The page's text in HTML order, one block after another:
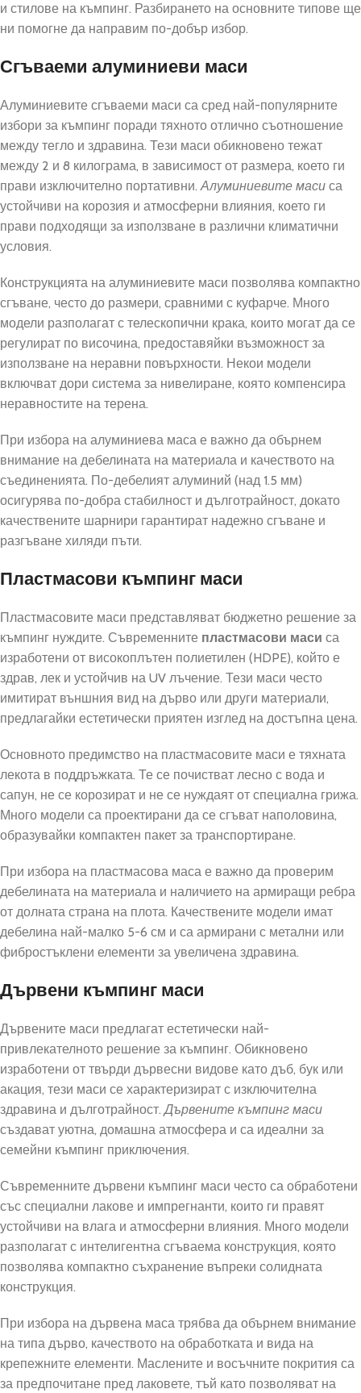
и стилове на къмпинг. Разбирането на основните типове ще
ни помогне да направим по-добър избор.
Сгъваеми алуминиеви маси
Алуминиевите сгъваеми маси са сред най-популярните
избори за къмпинг поради тяхното отлично съотношение
между тегло и здравина. Тези маси обикновено тежат
между 2 и 8 килограма, в зависимост от размера, което ги
прави изключително портативни.Алуминиевите маси са
устойчиви на корозия и атмосферни влияния, което ги
прави подходящи за използване в различни климатични
условия.
Конструкцията на алуминиевите маси позволява компактно
сгъване, често до размери, сравними с куфарче. Много
модели разполагат с телескопични крака, които могат да се
регулират по височина, предоставяйки възможност за
използване на неравни повърхности. Некои модели
включват дори система за нивелиране, която компенсира
неравностите на терена.
При избора на алуминиева маса е важно да обърнем
внимание на дебелината на материала и качеството на
съединенията. По-дебелият алуминий (над 1.5 мм)
осигурява по-добра стабилност и дълготрайност, докато
качествените шарнири гарантират надежно сгъване и
разгъване хиляди пъти.
Пластмасови къмпинг маси
Пластмасовите маси представляват бюджетно решение за
къмпинг нуждите. Съвременните пластмасови маси са
изработени от високоплътен полиетилен (HDPE), който е
здрав, лек и устойчив на UV лъчение. Тези маси често
имитират външния вид на дърво или други материали,
предлагайки естетически приятен изглед на достъпна цена.
Основното предимство на пластмасовите маси е тяхната
лекота в поддръжката. Те се почистват лесно с вода и
сапун, не се корозират и не се нуждаят от специална грижа.
Много модели са проектирани да се сгъват наполовина,
образувайки компактен пакет за транспортиране.
При избора на пластмасова маса е важно да проверим
дебелината на материала и наличието на армиращи ребра
от долната страна на плота. Качествените модели имат
дебелина най-малко 5-6 см и са армирани с метални или
фибростъклени елементи за увеличена здравина.
Дървени къмпинг маси
Дървените маси предлагат естетически най-
привлекателното решение за къмпинг. Обикновено
изработени от твърди дървесни видове като дъб, бук или
акация, тези маси се характеризират с изключителна
здравина и дълготрайност.Дървените къмпинг маси
създават уютна, домашна атмосфера и са идеални за
семейни къмпинг приключения.
Съвременните дървени къмпинг маси често са обработени
със специални лакове и импрегнанти, които ги правят
устойчиви на влага и атмосферни влияния. Много модели
разполагат с интелигентна сгъваема конструкция, която
позволява компактно съхранение въпреки солидната
конструкция.
При избора на дървена маса трябва да обърнем внимание
на типа дърво, качеството на обработката и вида на
крепежните елементи. Маслените и восъчните покрития са
за предпочитане пред лаковете, тъй като позволяват на